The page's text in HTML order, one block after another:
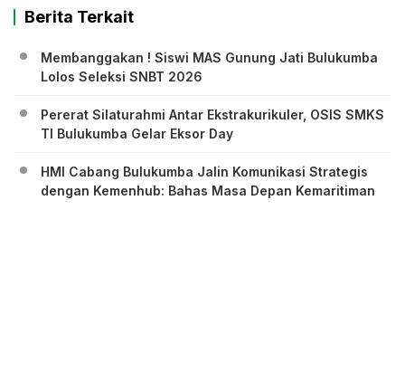
Berita Terkait
Membanggakan ! Siswi MAS Gunung Jati Bulukumba
Lolos Seleksi SNBT 2026
Pererat Silaturahmi Antar Ekstrakurikuler, OSIS SMKS
TI Bulukumba Gelar Eksor Day
HMI Cabang Bulukumba Jalin Komunikasi Strategis
dengan Kemenhub: Bahas Masa Depan Kemaritiman